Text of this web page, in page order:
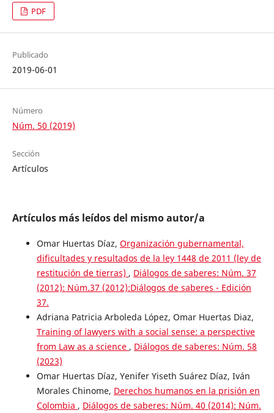
PDF
Publicado
2019-06-01
Número
Núm. 50 (2019)
Sección
Artículos
Artículos más leídos del mismo autor/a
Omar Huertas Díaz, Organización gubernamental,
dificultades y resultados de la ley 1448 de 2011 (ley de
restitución de tierras) , Diálogos de saberes: Núm. 37
(2012): Núm.37 (2012):Diálogos de saberes - Edición
37.
Adriana Patricia Arboleda López, Omar Huertas Diaz,
Training of lawyers with a social sense: a perspective
from Law as a science , Diálogos de saberes: Núm. 58
(2023)
Omar Huertas Díaz, Yenifer Yiseth Suárez Díaz, Iván
Morales Chinome, Derechos humanos en la prisión en
Colombia , Diálogos de saberes: Núm. 40 (2014): Núm.